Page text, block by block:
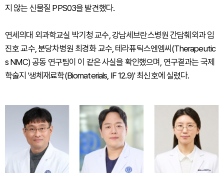
지 않는 신물질 PPS03을 발견했다.
연세의대 외과학교실 박기청 교수, 강남세브란스병원 간담췌외과 임
진호 교수, 분당차병원 최경화 교수, 테라퓨틱스엔엠씨(Therapeutic
s NMC) 공동 연구팀이 이 같은 사실을 확인했으며, 연구결과는 국제
학술지 '생체재료학(Biomaterials, IF 12.9)' 최신호에 실렸다.